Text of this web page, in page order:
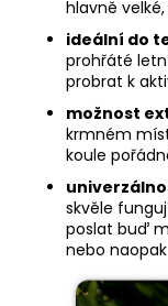
hlavně
ideální do
prohřáté
probrat k
možnost
krmném
koule
skvěle
poslat buď
nebo naopak